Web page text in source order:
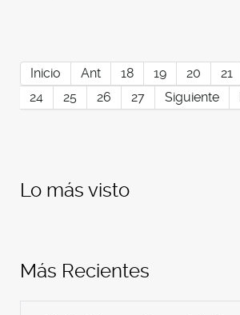
Inicio Ant 18 19 20 21
24
25 26 27 Siguiente
Lo más visto
Más Recientes